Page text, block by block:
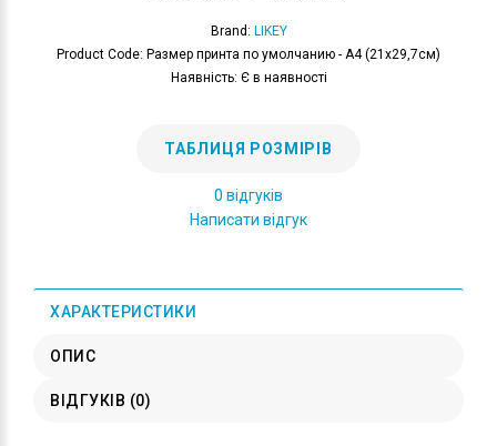
Brand: LIKEY
Product Code: Размер принта по умолчанию - А4 (21x29,7см)
Наявність: Є в наявності
ТАБЛИЦЯ РОЗМІРІВ
0 відгуків
Написати відгук
ХАРАКТЕРИСТИКИ
ОПИС
ВІДГУКІВ (0)